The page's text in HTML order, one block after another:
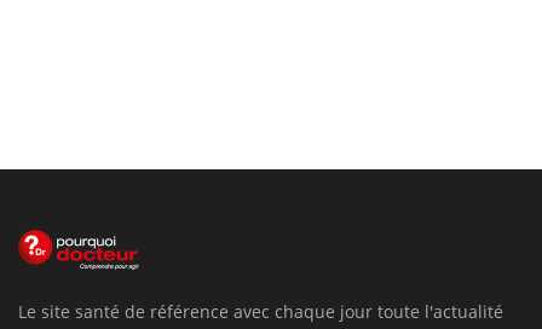
Le site santé de référence avec chaque jour toute l'actualité